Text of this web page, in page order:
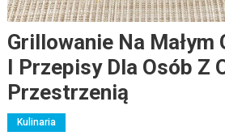
Grillowanie Na Małym
I Przepisy Dla Osób Z
Przestrzenią
Kulinaria